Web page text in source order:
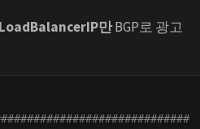
LoadBalancerIP만BGP로 광고